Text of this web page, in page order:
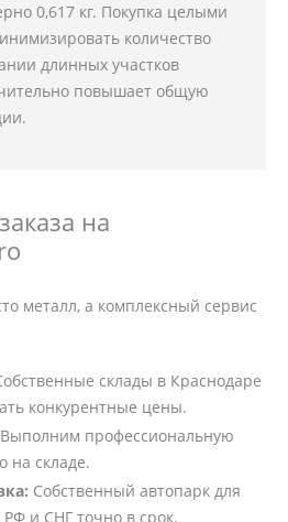
0,617 кг. Покупка целыми
количество
длинных участков
повышает общую
на
металл, а комплексный сервис
склады в Краснодаре
конкурентные цены.
Выполним профессиональную
на складе.
Собственный автопарк для
и СНГ точно в срок.